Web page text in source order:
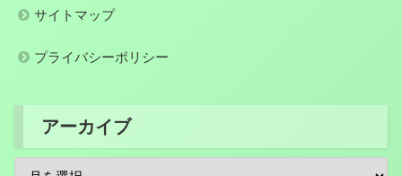
サイトマップ
プライバシーポリシー
アーカイブ